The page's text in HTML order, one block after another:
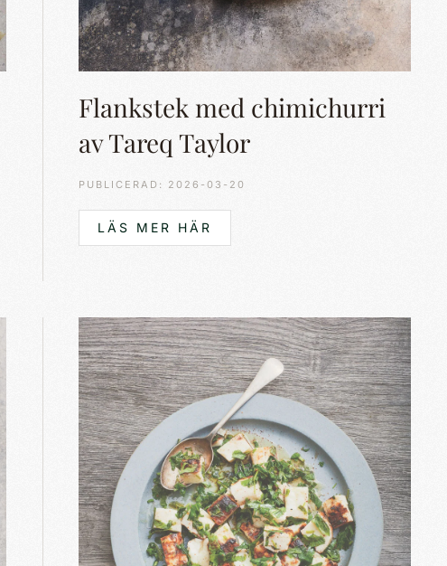
Flankstek med chimichurri
av Tareq Taylor
PUBLICERAD: 2026-03-20
LÄS MER HÄR